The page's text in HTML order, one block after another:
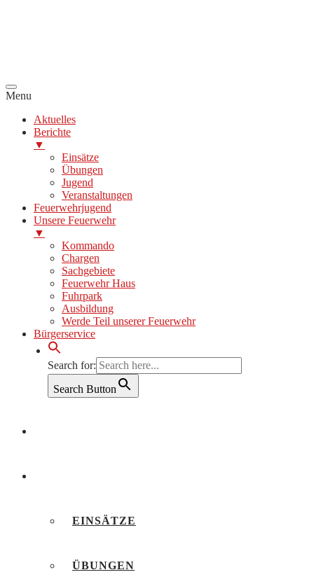
Menu
Aktuelles
Berichte
▼
Einsätze
Übungen
Jugend
Veranstaltungen
Feuerwehrjugend
Unsere Feuerwehr
▼
Kommando
Chargen
Sachgebiete
Feuerwehr Haus
Fuhrpark
Ausbildung
Werde Teil unserer Feuerwehr
Bürgerservice
Search for:
Search Button
EINSÄTZE
ÜBUNGEN